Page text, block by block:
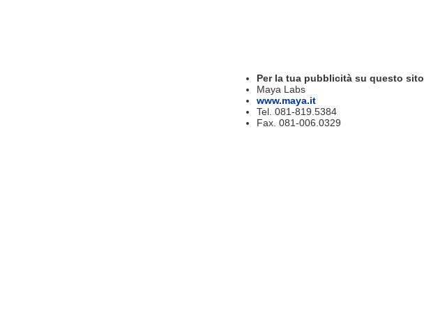
Per la tua pubblicità su questo sito
Maya Labs
www.maya.it
Tel. 081-819.5384
Fax. 081-006.0329